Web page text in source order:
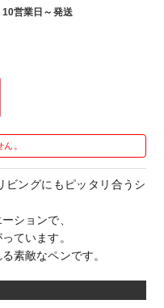
10営業日～発送
。
ビングにもピッタリ合うシ
ションで、
ています。
素敵なペンです。